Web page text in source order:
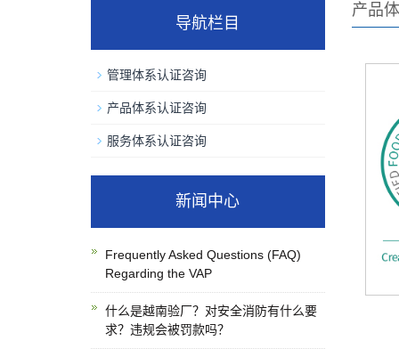
产品
导航栏目
管理体系认证咨询
产品体系认证咨询
服务体系认证咨询
新闻中心
Frequently Asked Questions (FAQ)
Regarding the VAP
什么是越南验厂？对安全消防有什么要
求？违规会被罚款吗？